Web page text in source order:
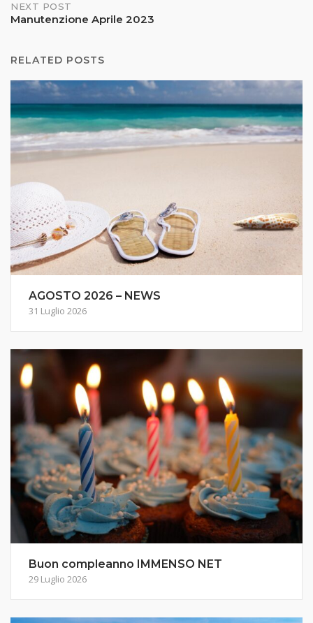
NEXT POST
Manutenzione Aprile 2023
RELATED POSTS
AGOSTO 2026 – NEWS
31 Luglio 2026
Buon compleanno IMMENSO NET
29 Luglio 2026